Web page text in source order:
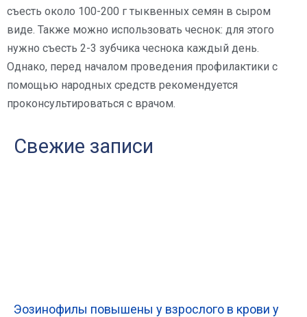
съесть около 100-200 г тыквенных семян в сыром
виде. Также можно использовать чеснок: для этого
нужно съесть 2-3 зубчика чеснока каждый день.
Однако, перед началом проведения профилактики с
помощью народных средств рекомендуется
проконсультироваться с врачом.
Свежие записи
Эозинофилы повышены у взрослого в крови у